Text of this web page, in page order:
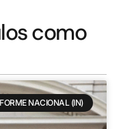
como
NACIONAL (IN)